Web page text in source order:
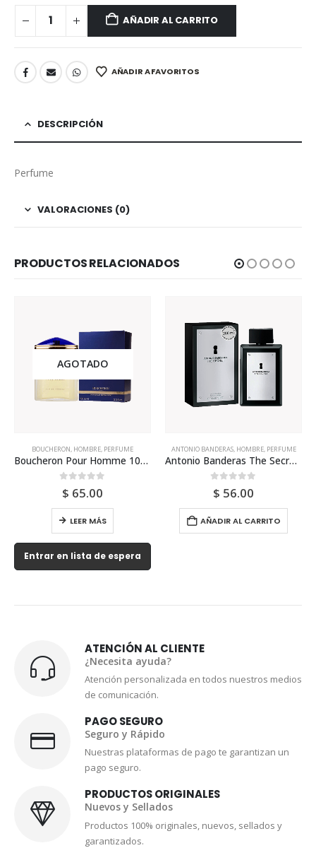
AÑADIR AL CARRITO
AÑADIR A FAVORITOS
DESCRIPCIÓN
Perfume
VALORACIONES (0)
PRODUCTOS RELACIONADOS
ANTONIO BANDERAS,HOMBRE,PERFUME
Antonio Banderas The Secret Edt 200ml Para Hombre
out of 5
$56.00
AÑADIR AL CARRITO
AGOTADO
CALVIN KLEIN,HOMBRE,PERFUME
out of 5
$59.00
LEER MÁS
ATENCIÓN AL CLIENTE
¿Necesita ayuda?
Atención personalizada en todos nuestros medios
de comunicación.
PAGO SEGURO
Seguro y Rápido
Nuestras plataformas de pago te garantizan un
pago seguro.
PRODUCTOS ORIGINALES
Nuevos y Sellados
Productos 100% originales, nuevos, sellados y
garantizados.